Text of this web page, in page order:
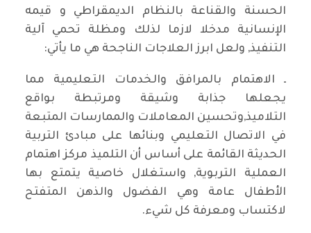
الحسنة والقناعة بالنظام الديمقراطي و قيمه
الإنسانية مدخلا لازما لذلك ومظلة تحمي آلية
التنفيذ, ولعل ابرز العلاجات الناجحة هي ما يأتي:
ـ الاهتمام بالمرافق والخدمات التعليمية مما
يجعلها جذابة وشيقة ومرتبطة بواقع
التلاميذ,وتحسين المعاملات والممارسات المتبعة
في الاتصال التعليمي وبنائها على مبادئ التربية
الحديثة القائمة على أساس أن التلميذ مركز اهتمام
العملية التربوية, واستغلال خاصية يتمتع بها
الأطفال عامة وهي الفضول والذهن المتفتح
لاكتساب ومعرفة كل شيء.